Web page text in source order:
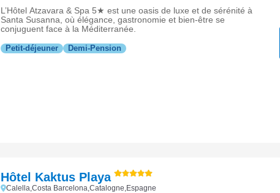
L’Hôtel Atzavara & Spa 5★ est une oasis de luxe et de sérénité à
Santa Susanna, où élégance, gastronomie et bien-être se
conjuguent face à la Méditerranée.
Petit-déjeuner Demi-Pension
Hôtel Kaktus Playa
Calella,Costa Barcelona,Catalogne,Espagne